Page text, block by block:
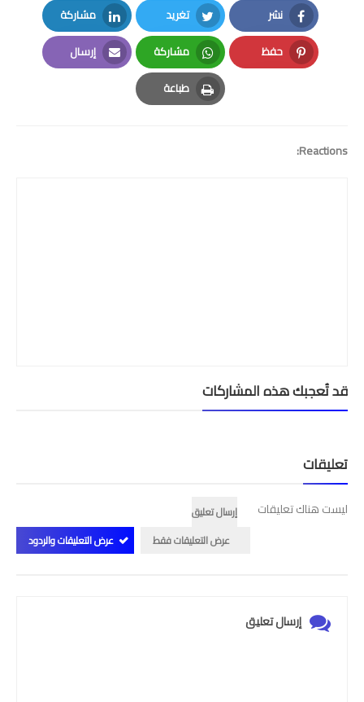
نشر
Facebook
تغريد
Twitter
مشاركة
LinkedIn
حفظ
Pinterest
مشاركة
Whatsapp
إرسال
Email
طباعة
Print
Reactions:
قد تُعجبك هذه المشاركات
تعليقات
ليست هناك تعليقات
إرسال تعليق
عرض التعليقات فقط
عرض التعليقات والردود
إرسال تعليق